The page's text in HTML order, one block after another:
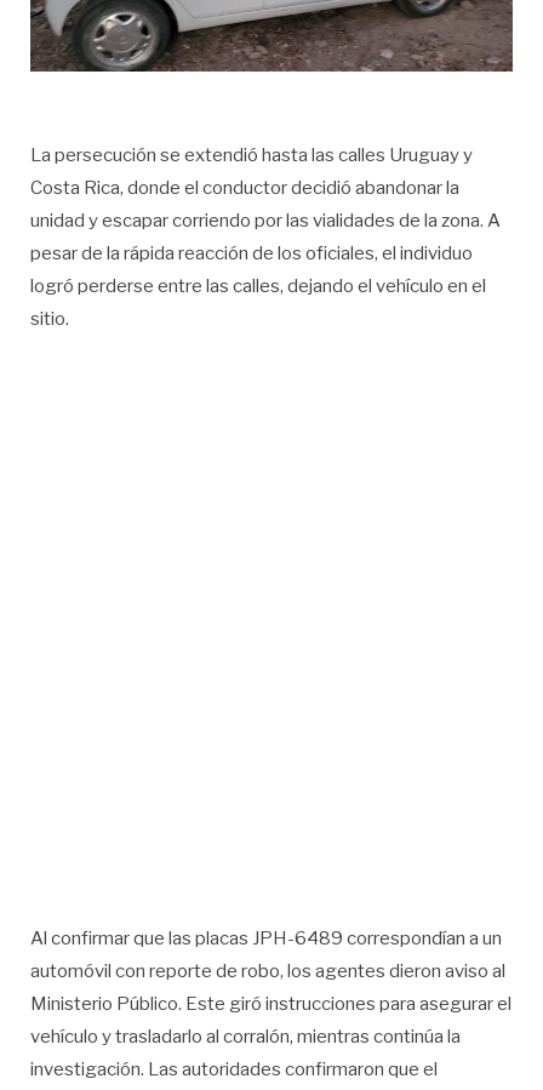
La persecución se extendió hasta las calles Uruguay y
Costa Rica, donde el conductor decidió abandonar la
unidad y escapar corriendo por las vialidades de la zona. A
pesar de la rápida reacción de los oficiales, el individuo
logró perderse entre las calles, dejando el vehículo en el
sitio.
Al confirmar que las placas JPH-6489 correspondían a un
automóvil con reporte de robo, los agentes dieron aviso al
Ministerio Público. Este giró instrucciones para asegurar el
vehículo y trasladarlo al corralón, mientras continúa la
investigación. Las autoridades confirmaron que el